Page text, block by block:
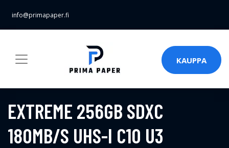
info@primapaper.fi
KAUPPA
EXTREME 256GB SDXC
180MB/S UHS-I C10 U3